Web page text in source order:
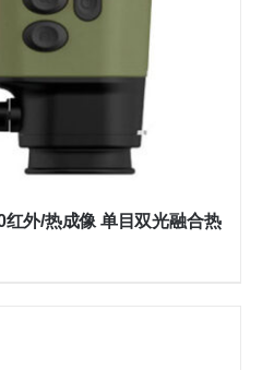
红外/热成像 单目双光融合热